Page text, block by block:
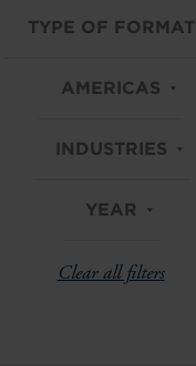
TYPE OF FORMAT
AMERICAS
INDUSTRIES
YEAR
Clear all filters